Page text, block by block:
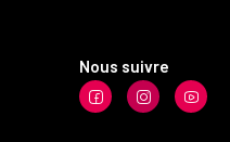
Nous suivre